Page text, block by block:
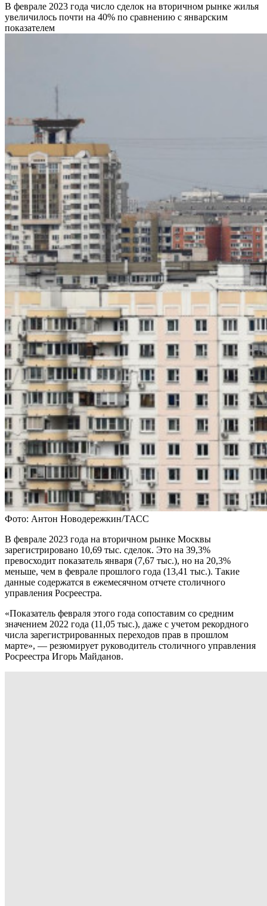
В феврале 2023 года число сделок на вторичном рынке жилья
увеличилось почти на 40% по сравнению с январским
показателем
Фото: Антон Новодережкин/ТАСС
В феврале 2023 года на вторичном рынке Москвы
зарегистрировано 10,69 тыс. сделок. Это на 39,3%
превосходит показатель января (7,67 тыс.), но на 20,3%
меньше, чем в феврале прошлого года (13,41 тыс.). Такие
данные содержатся в ежемесячном отчете столичного
управления Росреестра.
«Показатель февраля этого года сопоставим со средним
значением 2022 года (11,05 тыс.), даже с учетом рекордного
числа зарегистрированных переходов прав в прошлом
марте», — резюмирует руководитель столичного управления
Росреестра Игорь Майданов.